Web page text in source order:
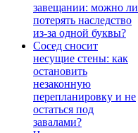
завещании: можно ли
потерять наследство
из-за одной буквы?
Сосед сносит
несущие стены: как
остановить
незаконную
перепланировку и не
остаться под
завалами?